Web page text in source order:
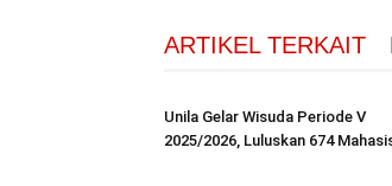
ARTIKEL TERKAIT
Unila Gelar Wisuda Periode V
2025/2026, Luluskan 674